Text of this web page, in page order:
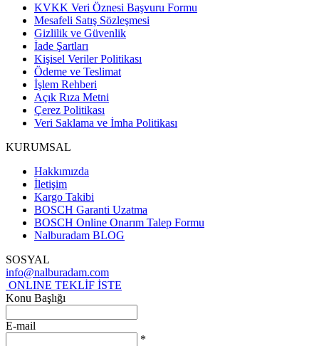
KVKK Veri Öznesi Başvuru Formu
Mesafeli Satış Sözleşmesi
Gizlilik ve Güvenlik
İade Şartları
Kişisel Veriler Politikası
Ödeme ve Teslimat
İşlem Rehberi
Açık Rıza Metni
Çerez Politikası
Veri Saklama ve İmha Politikası
KURUMSAL
Hakkımızda
İletişim
Kargo Takibi
BOSCH Garanti Uzatma
BOSCH Online Onarım Talep Formu
Nalburadam BLOG
SOSYAL
info@nalburadam.com
ONLINE TEKLİF İSTE
Konu Başlığı
E-mail
*